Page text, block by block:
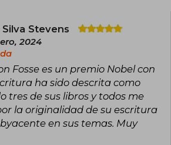
Stevens
2024
Fosse es un premio Nobel con
ha sido descrita como
tres de sus libros y todos me
la originalidad de su escritura
en sus temas. Muy